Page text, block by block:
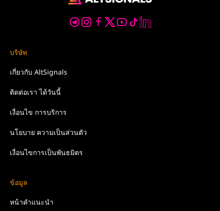
บริษัท
เกี่ยวกับ AltSignals
ติดต่อเราได้วันนี้
เงื่อนไข การบริการ
นโยบาย ความเป็นส่วนตัว
เงื่อนไขการเป็นพันธมิตร
ข้อมูล
หน้าคำแนะนำ